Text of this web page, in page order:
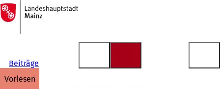
Inhalt anspringen
Zur
Startseite
Beiträge
vorlesen